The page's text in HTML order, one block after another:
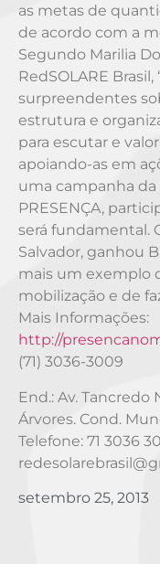
as metas de
de acordo com a
Segundo Marilia
RedSOLARE
surpreendentes
estrutura e
para escutar e
apoiando-as em
uma campanha da
PRESENÇA,
será fundamental.
Salvador, ganhou
mais um exemplo
mobilização e de
Mais Informações:
http://
(71) 3036-3009
End.: Av. Tancredo
Árvores. Cond.
Telefone: 71 3036
setembro 25, 2013